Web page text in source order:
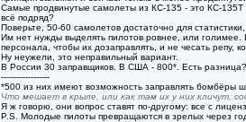
Самые продвинутые самолеты из КС-135 - это КС-
всё подряд?
Поверьте, 50-60 самолетов достаточно для
Им нет нужды выделять пилотов ровнее, или голимее.
персонала, чтобы их дозаправлять, и не чесать репу,
Ну неужели, это неправильный вариант.
В России 30 заправщиков. В США - 800*. Есть
------------------
*500 из них имеют возможность заправлять бомбёры
Что мешает в крыле, или как там их у них кличут,
Я ж говорю, они вопрос ставят по-другому: все с
P.S. Молодые пилоты превращаются в зрелых через